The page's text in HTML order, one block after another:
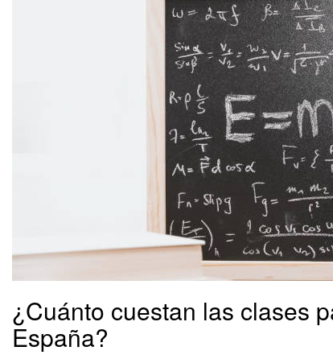
¿Cuánto cuestan las clases
España?